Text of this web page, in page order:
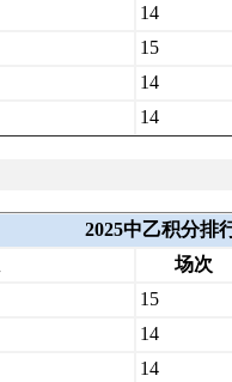
14
15
14
14
2025中乙积分排
场次
15
14
14